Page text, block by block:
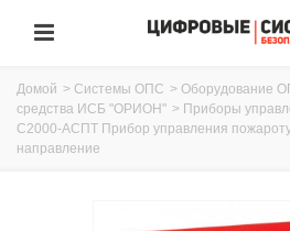
Домой > Системы ОПС > Оборудование
средства ИСБ "ОРИОН" > Приборы
С2000-АСПТ Прибор управления
направление